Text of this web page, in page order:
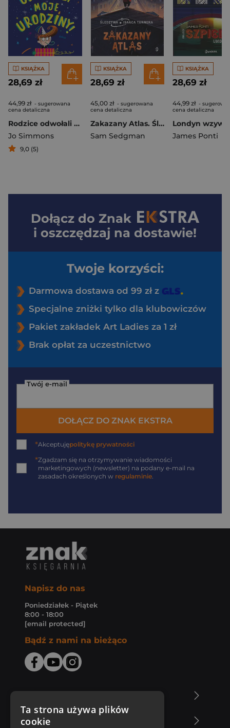
KSIĄŻKA
28,69 zł
44,99 zł - sugerowana
cena detaliczna
Rodzice odwołali moje urodziny
Jo Simmons
9,0 (5)
KSIĄŻKA
28,69 zł
45,00 zł - sugerowana
cena detaliczna
Zakazany Atlas. Śledztwa Isaaca Turnera Tom 2
Sam Sedgman
KSIĄŻKA
28,69 zł
44,99 zł -
cena detaliczna
James Ponti
Dołącz do Znak
i oszczędzaj na dostawie!
Twoje korzyści:
Darmowa dostawa od 99 zł z
Specjalne zniżki tylko dla klubowiczów
Pakiet zakładek Art Ladies za 1 zł
Brak opłat za uczestnictwo
Twój e-mail
DOŁĄCZ DO ZNAK EKSTRA
*Akceptujępolitykę prywatności
*Zgadzam się na otrzymywanie wiadomości
marketingowych (newsletter) na podany e-mail na
zasadach określonych w regulaminie.
Napisz do nas
Poniedziałek - Piątek
8:00 - 18:00
[email protected]
Bądź z nami na bieżąco
Zakupy u nas
Ta strona używa plików
cookie